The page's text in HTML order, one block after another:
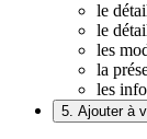
le
le
les
la
les
5. Ajouter à